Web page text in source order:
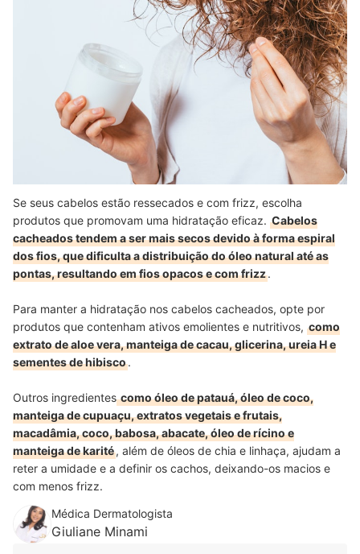
Se seus cabelos estão ressecados e com frizz, escolha
produtos que promovam uma hidratação eficaz. Cabelos
cacheados tendem a ser mais secos devido à forma espiral
dos fios, que dificulta a distribuição do óleo natural até as
pontas, resultando em fios opacos e com frizz.
Para manter a hidratação nos cabelos cacheados, opte por
produtos que contenham ativos emolientes e nutritivos, como
extrato de aloe vera, manteiga de cacau, glicerina, ureia H e
sementes de hibisco.
Outros ingredientescomo óleo de patauá, óleo de coco,
manteiga de cupuaçu, extratos vegetais e frutais,
macadâmia, coco, babosa, abacate, óleo de rícino e
manteiga de karité, além de óleos de chia e linhaça, ajudam a
reter a umidade e a definir os cachos, deixando-os macios e
com menos frizz.
Médica Dermatologista
Giuliane Minami